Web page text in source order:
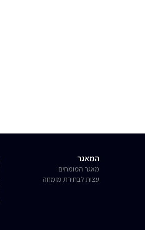
המאגר
מאגר המומחים
עצות לבחירת מומחה